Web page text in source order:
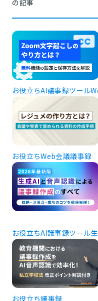
の記事
お役立ちAI議事録ツール
お役立ちWeb会議議事録
お役立ちAI議事録ツール
お役立ち議事録